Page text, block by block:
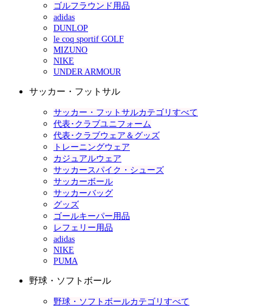
ゴルフラウンド用品
adidas
DUNLOP
le coq sportif GOLF
MIZUNO
NIKE
UNDER ARMOUR
サッカー・フットサル
サッカー・フットサルカテゴリすべて
代表･クラブユニフォーム
代表･クラブウェア＆グッズ
トレーニングウェア
カジュアルウェア
サッカースパイク・シューズ
サッカーボール
サッカーバッグ
グッズ
ゴールキーパー用品
レフェリー用品
adidas
NIKE
PUMA
野球・ソフトボール
野球・ソフトボールカテゴリすべて